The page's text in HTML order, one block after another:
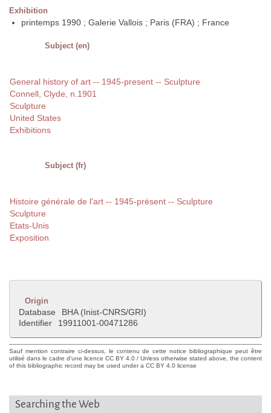
Exhibition
printemps 1990 ; Galerie Vallois ; Paris (FRA) ; France
Subject (en)
General history of art -- 1945-present -- Sculpture
Connell, Clyde, n.1901
Sculpture
United States
Exhibitions
Subject (fr)
Histoire générale de l'art -- 1945-présent -- Sculpture
Sculpture
Etats-Unis
Exposition
Origin
Database
BHA (Inist-CNRS/GRI)
Identifier
19911001-00471286
Sauf mention contraire ci-dessus, le contenu de cette notice bibliographique peut être
utilisé dans le cadre d'une licence CC BY 4.0 / Unless otherwise stated above, the content
of this bibliographic record may be used under a CC BY 4.0 license
Searching the Web